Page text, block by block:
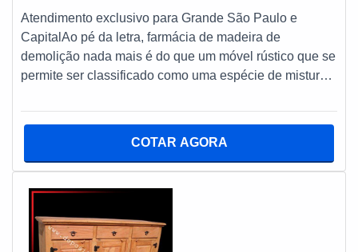
Atendimento exclusivo para Grande São Paulo e
CapitalAo pé da letra, farmácia de madeira de
demolição nada mais é do que um móvel rústico que se
permite ser classificado como uma espécie de mistura
ergonomias físicas e estruturais aparentes sejam
que a tal madeira de demolição que o compõe é
normalmente representada pela peroba de mesmo no
COTAR AGORA